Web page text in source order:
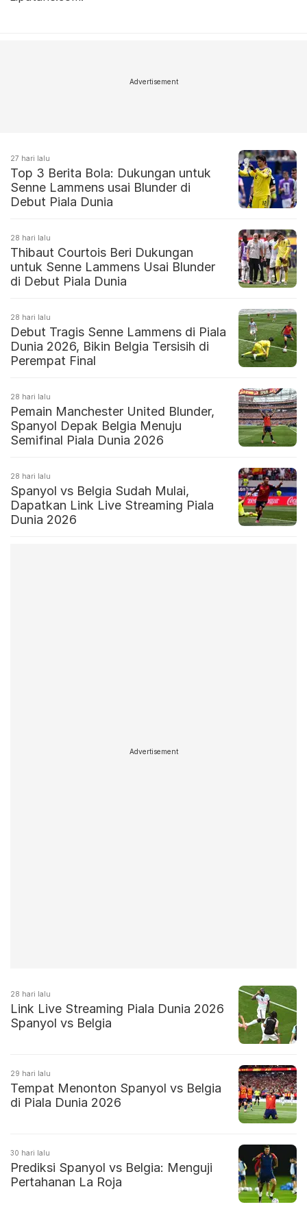
Advertisement
27 hari lalu
Top 3 Berita Bola: Dukungan untuk
Senne Lammens usai Blunder di
Debut Piala Dunia
28 hari lalu
Thibaut Courtois Beri Dukungan
untuk Senne Lammens Usai Blunder
di Debut Piala Dunia
28 hari lalu
Debut Tragis Senne Lammens di Piala
Dunia 2026, Bikin Belgia Tersisih di
Perempat Final
28 hari lalu
Pemain Manchester United Blunder,
Spanyol Depak Belgia Menuju
Semifinal Piala Dunia 2026
28 hari lalu
Spanyol vs Belgia Sudah Mulai,
Dapatkan Link Live Streaming Piala
Dunia 2026
Advertisement
28 hari lalu
Link Live Streaming Piala Dunia 2026
Spanyol vs Belgia
29 hari lalu
Tempat Menonton Spanyol vs Belgia
di Piala Dunia 2026
30 hari lalu
Prediksi Spanyol vs Belgia: Menguji
Pertahanan La Roja